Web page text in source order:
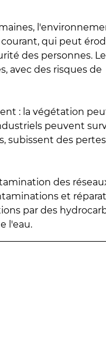
qui peut
des personnes.
avec des risques de
: la végétation
peuvent
subissent des pertes
des
et
par des
l'eau.